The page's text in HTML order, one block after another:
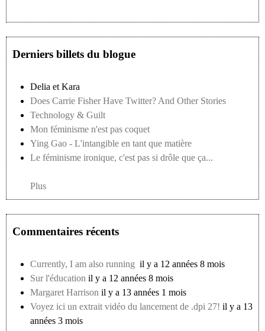
Derniers billets du blogue
Delia et Kara
Does Carrie Fisher Have Twitter? And Other Stories
Technology & Guilt
Mon féminisme n'est pas coquet
Ying Gao - L'intangible en tant que matière
Le féminisme ironique, c'est pas si drôle que ça...
Plus
Commentaires récents
Currently, I am also running il y a 12 années 8 mois
Sur l'éducation il y a 12 années 8 mois
Margaret Harrison il y a 13 années 1 mois
Voyez ici un extrait vidéo du lancement de .dpi 27! il y a 13
années 3 mois